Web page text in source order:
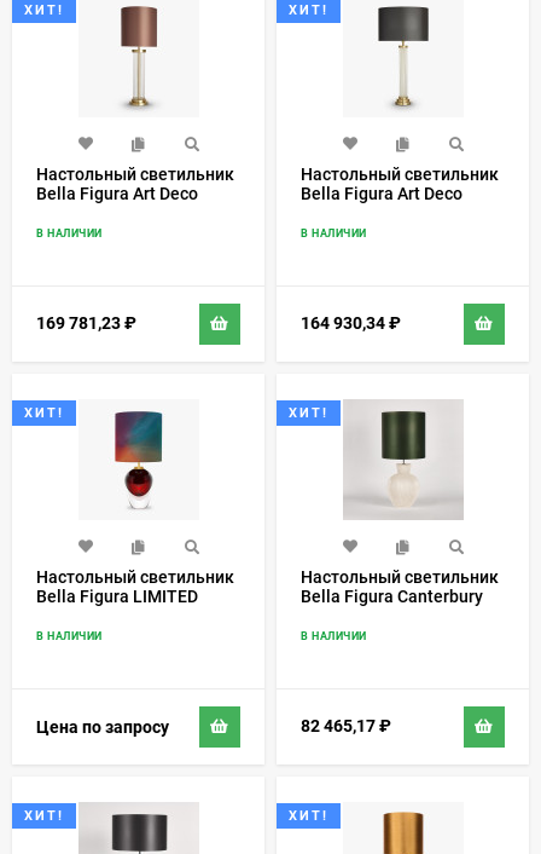
ХИТ!
Настольный светильник
Bella Figura Art Deco
В НАЛИЧИИ
169 781,23₽
ХИТ!
Настольный светильник
Bella Figura Art Deco
В НАЛИЧИИ
164 930,34₽
ХИТ!
Настольный светильник
Bella Figura LIMITED
В НАЛИЧИИ
Цена по запросу
ХИТ!
Настольный светильник
Bella Figura Canterbury
В НАЛИЧИИ
82 465,17₽
ХИТ! ХИТ!